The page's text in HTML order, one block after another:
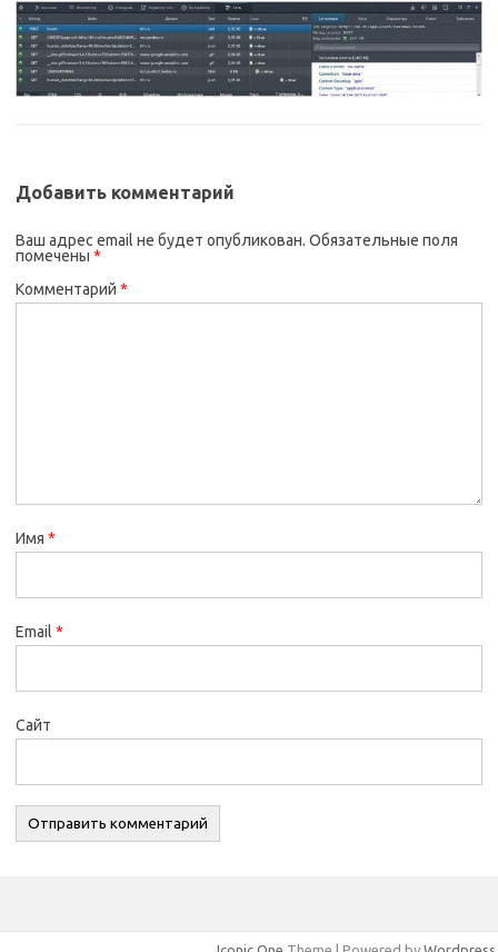
Добавить комментарий
Ваш адрес email не будет опубликован. Обязательные поля
помечены *
Комментарий *
Имя *
Email *
Сайт